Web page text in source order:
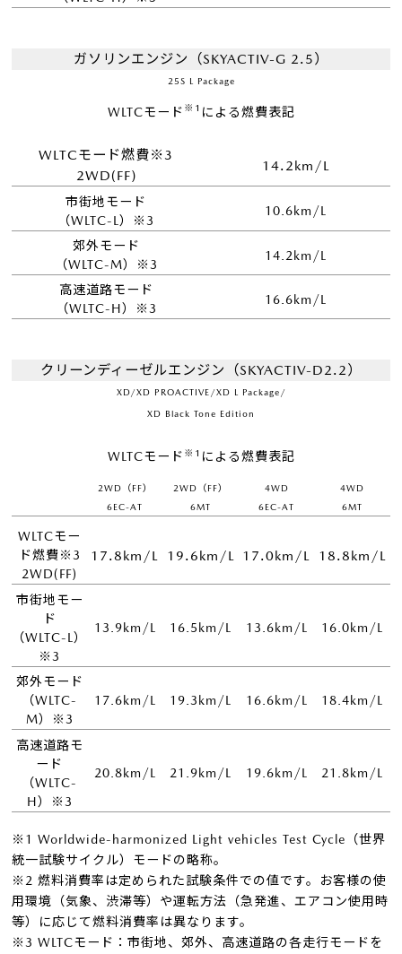
ガソリンエンジン（SKYACTIV-G 2.5）
25S L Package
WLTCモード ※1 による燃費表記
WLTCモード燃費※3
2WD(FF)
14.2km/L
市街地モード
（WLTC-L）※3
10.6km/L
郊外モード
（WLTC-M）※3
14.2km/L
高速道路モード
（WLTC-H）※3
16.6km/L
クリーンディーゼルエンジン（SKYACTIV-D2.2）
XD/XD PROACTIVE/XD L Package/
XD Black Tone Edition
WLTCモード ※1 による燃費表記
2WD（FF）
6EC-AT
2WD（FF）
6MT
4WD
6EC-AT
4WD
6MT
WLTCモー
ド燃費※3
2WD(FF)
17.8km/L 19.6km/L 17.0km/L 18.8km/L
市街地モー
ド
（WLTC-L）
※3
13.9km/L 16.5km/L 13.6km/L 16.0km/L
郊外モード
（WLTC-
M）※3
17.6km/L 19.3km/L 16.6km/L 18.4km/L
高速道路モ
ード
（WLTC-
H）※3
20.8km/L 21.9km/L 19.6km/L 21.8km/L
※1 Worldwide-harmonized Light vehicles Test Cycle（世界
統一試験サイクル）モードの略称。
※2 燃料消費率は定められた試験条件での値です。お客様の使
用環境（気象、渋滞等）や運転方法（急発進、エアコン使用時
等）に応じて燃料消費率は異なります。
※3 WLTCモード：市街地、郊外、高速道路の各走行モードを